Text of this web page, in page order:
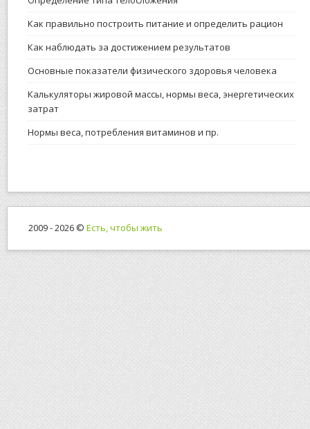
Как правильно построить питание и определить рацион
Как наблюдать за достижением результатов
Основные показатели физического здоровья человека
Калькуляторы жировой массы, нормы веса, энергетических
затрат
Нормы веса, потребления витаминов и пр.
2009 - 2026 © Есть, чтобы жить